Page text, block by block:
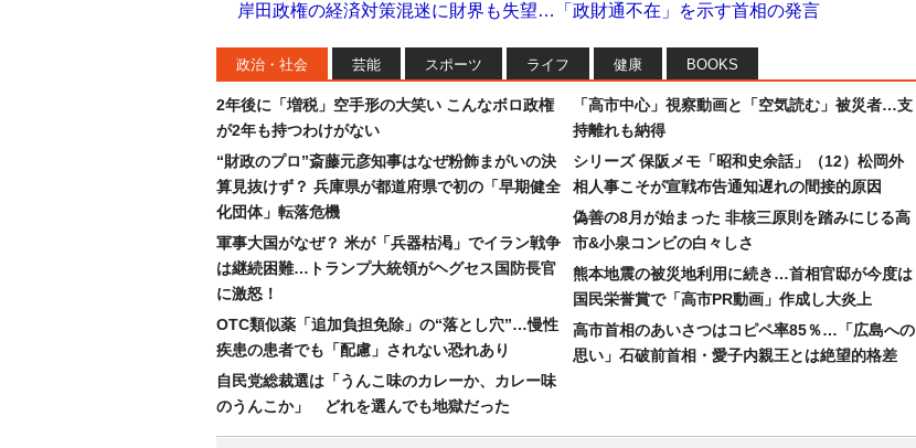
岸田政権の経済対策混迷に財界も失望…「政財通不在」を示す首相の発言
政治・社会 芸能 スポーツ ライフ 健康 BOOKS
2年後に「増税」空手形の大笑い こんなボロ政権
が2年も持つわけがない
“財政のプロ”斎藤元彦知事はなぜ粉飾まがいの決
算見抜けず？ 兵庫県が都道府県で初の「早期健全
化団体」転落危機
軍事大国がなぜ？ 米が「兵器枯渇」でイラン戦争
は継続困難…トランプ大統領がヘグセス国防長官
に激怒！
OTC類似薬「追加負担免除」の“落とし穴”…慢性
疾患の患者でも「配慮」されない恐れあり
自民党総裁選は「うんこ味のカレーか、カレー味
のうんこか」 どれを選んでも地獄だった
「高市中心」視察動画と「空気読む」被災者…支
持離れも納得
シリーズ 保阪メモ「昭和史余話」（12）松岡外
相人事こそが宣戦布告通知遅れの間接的原因
偽善の8月が始まった 非核三原則を踏みにじる高
市&小泉コンビの白々しさ
熊本地震の被災地利用に続き…首相官邸が今度は
国民栄誉賞で「高市PR動画」作成し大炎上
高市首相のあいさつはコピペ率85％…「広島への
思い」石破前首相・愛子内親王とは絶望的格差